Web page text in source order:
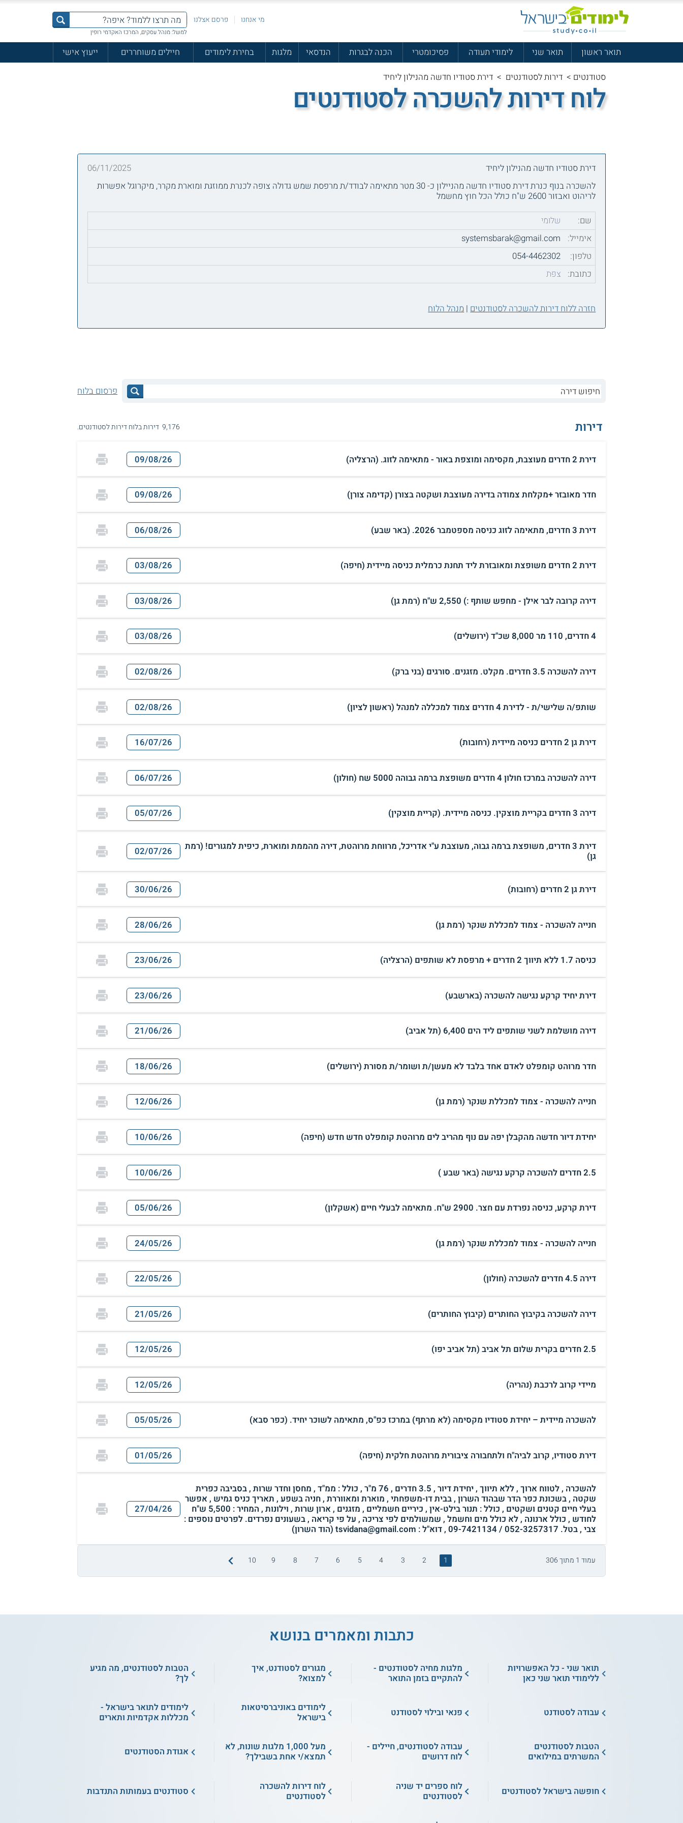
מי אנחנו פרסם אצלנו
למשל: מנהל עסקים, המרכז האקדמי רופין
תואר ראשון תואר שני לימודי תעודה פסיכומטרי הכנה לבגרות הנדסאי מלגות בחירת לימודים חיילים משוחררים
ייעוץ אישי
סטודנטים > דירות לסטודנטים > דירת סטודיו חדשה מהנילון ליחיד
לוח דירות להשכרה לסטודנטים
דירת סטודיו חדשה מהנילון ליחיד
06/11/2025
להשכרה בנוף כנרת דירת סטודיו חדשה מהניילון כ- 30 מטר מתאימה לבודד/ת מרפסת שמש גדולה צופה לכנרת ממוזגת ומוארת מקרר, מיקרוגל אפשרות
לריהוט ואבזור 2600 ש"ח כולל הכל חוץ מחשמל
שם:
שלומי
אימייל:
systemsbarak@gmail.com
טלפון:
054-4462302
כתובת: צפת
חזרה ללוח דירות להשכרה לסטודנטים|מנהל הלוח
פרסום בלוח
דירות 9,176 דירות בלוח דירות לסטודנטים.
דירת 2 חדרים מעוצבת, מקסימה ומוצפת באור - מתאימה לזוג. (הרצליה) 09/08/26
חדר מאובזר +מקלחת צמודה בדירה מעוצבת ושקטה בצורן (קדימה צורן) 09/08/26
דירת 3 חדרים, מתאימה לזוג כניסה מספטמבר 2026. (באר שבע) 06/08/26
דירת 2 חדרים משופצת ומאובזרת ליד תחנת כרמלית כניסה מיידית (חיפה) 03/08/26
דירה קרובה לבר אילן - מחפש שותף :) 2,550 ש"ח (רמת גן) 03/08/26
4 חדרים, 110 מר 8,000 שכ"ד (ירושלים) 03/08/26
דירה להשכרה 3.5 חדרים. מקלט. מזגנים. סורגים (בני ברק) 02/08/26
שותפ/ה שלישי/ת - לדירת 4 חדרים צמוד למכללה למנהל (ראשון לציון) 02/08/26
דירת גן 2 חדרים כניסה מיידית (רחובות) 16/07/26
דירה להשכרה במרכז חולון 4 חדרים משופצת ברמה גבוהה 5000 שח (חולון) 06/07/26
דירה 3 חדרים בקריית מוצקין. כניסה מיידית. (קריית מוצקין) 05/07/26
דירת 3 חדרים, משופצת ברמה גבוה, מעוצבת ע"י אדריכל, מרווחת מרוהטת, דירה מהממת ומוארת, כיפית למגורים! (רמת
גן)
02/07/26
דירת גן 2 חדרים (רחובות) 30/06/26
חנייה להשכרה - צמוד למכללת שנקר (רמת גן) 28/06/26
כניסה 1.7 ללא תיווך 2 חדרים + מרפסת לא שותפים (הרצליה) 23/06/26
דירת יחיד קרקע נגישה להשכרה (בארשבע) 23/06/26
דירה מושלמת לשני שותפים ליד הים 6,400 (תל אביב) 21/06/26
חדר מרוהט קומפלט לאדם אחד בלבד לא מעשן/ת ושומר/ת מסורת (ירושלים) 18/06/26
חנייה להשכרה - צמוד למכללת שנקר (רמת גן) 12/06/26
יחידת דיור חדשה מהקבלן יפה עם נוף מהריב לים מרוהטת קומפלט חדש חדש (חיפה) 10/06/26
2.5 חדרים להשכרה קרקע נגישה (באר שבע ) 10/06/26
דירת קרקע, כניסה נפרדת עם חצר. 2900 ש"ח. מתאימה לבעלי חיים (אשקלון) 05/06/26
חנייה להשכרה - צמוד למכללת שנקר (רמת גן) 24/05/26
דירה 4.5 חדרים להשכרה (חולון) 22/05/26
דירה להשכרה בקיבוץ החותרים (קיבוץ החותרים) 21/05/26
2.5 חדרים בקרית שלום תל אביב (תל אביב יפו) 12/05/26
מיידי קרוב לרכבת (נהריה) 12/05/26
להשכרה מיידית – יחידת סטודיו מקסימה (לא מרתף) במרכז כפ"ס, מתאימה לשוכר יחיד. (כפר סבא) 05/05/26
דירת סטודיו, קרוב לביה"ח ולתחבורה ציבורית מרוהטת חלקית (חיפה) 01/05/26
להשכרה , לטווח ארוך , ללא תיווך , יחידת דיור , 3.5 חדרים , 76 מ"ר , כולל : ממ"ד , מחסן וחדר שרות , בסביבה כפרית
שקטה , בשכונת כפר הדר שבהוד השרון , בבית דו-משפחתי , מוארת ומאווררת , חניה בשפע , תאריך כניס גמיש , אפשר
בעלי חיים קטנים ושקטים , כולל : תנור בילט-אין , כיריים חשמליים , מזגנים , ארון שרות , וילונות , המחיר : 5,500 ש"ח
לחודש , כולל ארנונה , לא כולל מים וחשמל , שמשולמים לפי צריכה , על פי קריאה , בשעונים נפרדים. לפרטים נוספים :
צבי , בטל. 052-3257317 / 09-7421134 , דוא"ל : tsvidana@gmail.com (הוד השרון)
27/04/26
עמוד 1 מתוך 306 1
2
3
4
5
6
7
8
9
10
כתבות ומאמרים בנושא
תואר שני - כל האפשרויות
ללימודי תואר שני כאן
מלגות מחיה לסטודנטים -
להתקיים בזמן התואר
מגורים לסטודנט, איך
למצוא?
הטבות לסטודנטים, מה מגיע
לך?
עבודה לסטודנט פנאי ובילוי לסטודנט
לימודים באוניברסיטאות
בישראל
לימודים לתואר בישראל -
מכללות אקדמיות ותארים
הטבות לסטודנטים
המשרתים במילואים
עבודה לסטודנטים, חיילים -
לוח דרושים
מעל 1,000 מלגות שונות, לא
תמצא/י אחת בשבילך?
אגודת הסטודנטים
חופשה בישראל לסטודנטים
לוח ספרים יד שניה
לסטודנטים
לוח דירות להשכרה
לסטודנטים
סטודנטים בעמותות התנדבות